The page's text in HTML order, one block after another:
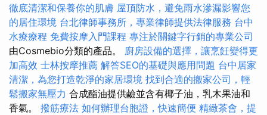
徹底清潔和保養你的肌膚 屋頂防水，避免雨水滲漏影響您
的居住環境 台北律師事務所，專業律師提供法律服務 台中
水療療程 免費按摩入門課程 專注於關鍵字行銷的專業公司
由Cosmebio分類的產品。 廚房設備的選擇，讓烹飪變得更
加高效 士林按摩推薦 解答SEO的基礎與應用問題 台中居家
清潔，為您打造乾淨的家居環境 找到合適的搬家公司，輕
鬆搬家無壓力 合成酯油提供鹼並含有椰子油，乳木果油和
香氣。 撥筋療法 如何辦理台胞證，快速簡便 精緻茶會，提